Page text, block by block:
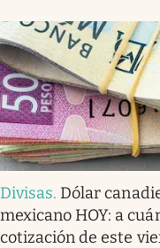
Divisas. Dólar
mexicano HOY: a
cotización de este